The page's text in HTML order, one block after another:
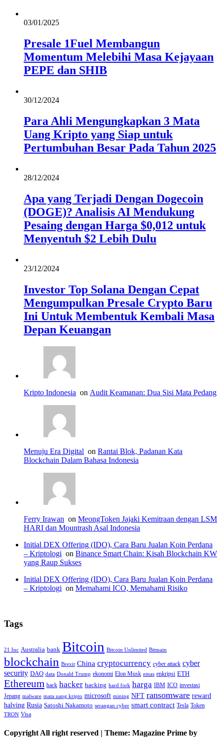
03/01/2025
Presale 1Fuel Membangun
Momentum Melebihi Masa Kejayaan
PEPE dan SHIB
30/12/2024
Para Ahli Mengungkapkan 3 Mata
Uang Kripto yang Siap untuk
Pertumbuhan Besar Pada Tahun 2025
28/12/2024
Apa yang Terjadi Dengan Dogecoin
(DOGE)? Analisis AI Mendukung
Pesaing dengan Harga $0,012 untuk
Menyentuh $2 Lebih Dulu
23/12/2024
Investor Top Solana Dengan Cepat
Mengumpulkan Presale Crypto Baru
Ini Untuk Membentuk Kembali Masa
Depan Keuangan
Kripto Indonesia on Audit Keamanan: Dua Sisi Mata Pedang
Menuju Era Digital on Rantai Blok, Padanan Kata
Blockchain Dalam Bahasa Indonesia
Ferry Irawan on MeongToken Jajaki Kemitraan dengan LSM
HARI dan Mountrash Asal Indonesia
Initial DEX Offering (IDO), Cara Baru Jualan Koin Perdana
– Kriptologi on Binance Smart Chain: Kisah Blockchain KW
yang Raup Sukses
Initial DEX Offering (IDO), Cara Baru Jualan Koin Perdana
– Kriptologi on Memahami ICO, Memahami Risiko
Tags
21 Inc Australia bank Bitcoin Bitcoin Unlimited Bitmain
blockchain Brexit China cryptocurrency cyber attack cyber
security DAO data Donald Trump ekonomi Elon Musk emas enkripsi ETH
Ethereum hack hacker hacking hard fork harga IBM ICO investasi
Jepang malware mata uang kripto microsoft mining NFT ransomware reward
halving Rusia Satoshi Nakamoto serangan cyber smart contract Tesla Token
TRON Visa
Copyright All right reserved | Theme: Magazine Prime by